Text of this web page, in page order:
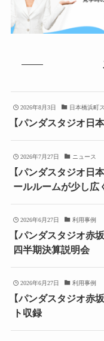
2026年8月3日 日本橋浜町
【パンダスタジオ日
2026年7月27日 ニュース
【パンダスタジオ日
ールルームが少し広
2026年6月27日 利用事例
【パンダスタジオ赤
四半期決算説明会
2026年6月27日 利用事例
【パンダスタジオ赤
ト収録